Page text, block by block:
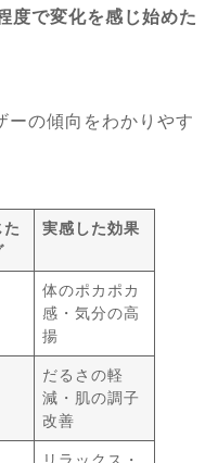
度で変化を感じ始めた
ーの傾向をわかりやす
実感した効果
体のポカポカ
感・気分の高
揚
だるさの軽
減・肌の調子
改善
リラックス・